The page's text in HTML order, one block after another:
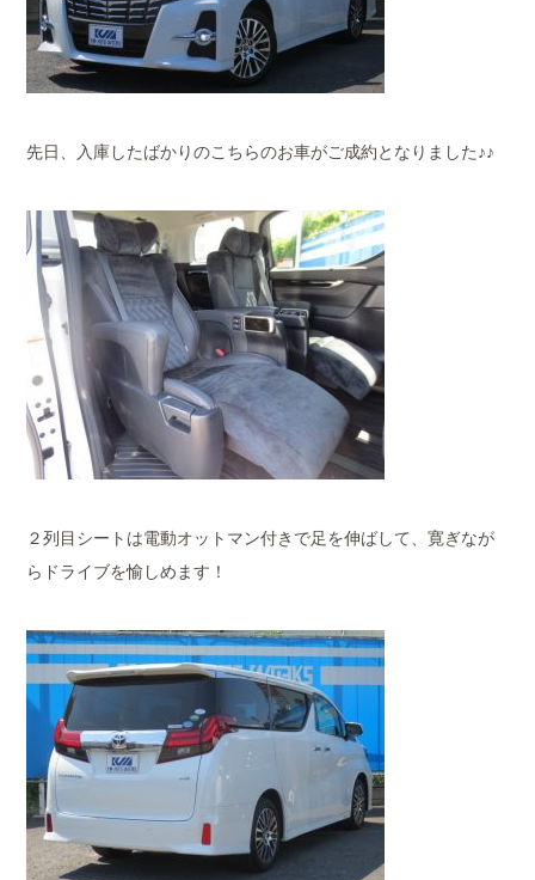
先日、入庫したばかりのこちらのお車がご成約となりました♪♪
２列目シートは電動オットマン付きで足を伸ばして、寛ぎなが
らドライブを愉しめます！